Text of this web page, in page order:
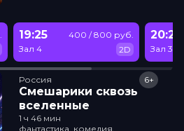
19:25
Зал 4
400 / 800 руб.
2D
20:20
Зал 3
Россия
Смешарики сквозь
вселенные
6+
1 ч 46 мин
фантастика, комедия,